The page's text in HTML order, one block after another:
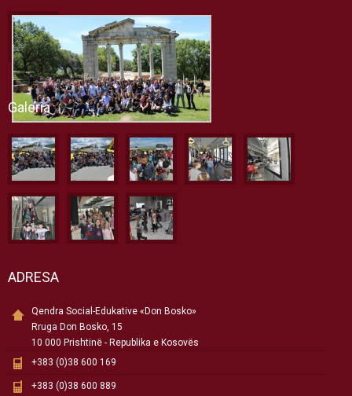
Galeria
ADRESA
Qendra Social-Edukative «Don Bosko»
Rruga Don Bosko, 15
10 000 Prishtinë - Republika e Kosovës
+383 (0)38 600 169
+383 (0)38 600 889